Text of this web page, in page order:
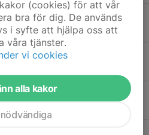
(cookies) för att vår
bra för dig. De används
i syfte att hjälpa oss att
våra tjänster.
vi cookies
alla kakor